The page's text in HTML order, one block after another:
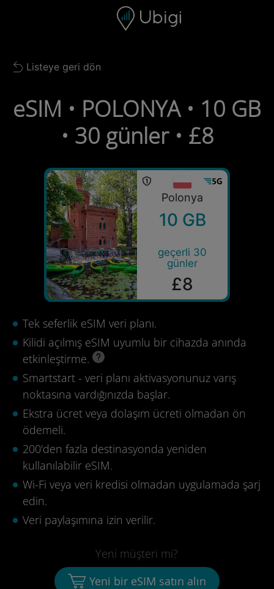
Gezinme çubuğu Alt bilgi
Back to list
Listeye geri dön
eSIM • POLONYA • 10 GB
• 30 günler • £8
Polonya
10 GB
geçerli 30
günler
£8
Tek seferlik eSIM veri planı.
Kilidi açılmış eSIM uyumlu bir cihazda anında
etkinleştirme.
Smartstart - veri planı aktivasyonunuz varış
noktasına vardığınızda başlar.
Ekstra ücret veya dolaşım ücreti olmadan ön
ödemeli.
200'den fazla destinasyonda yeniden
kullanılabilir eSIM.
Wi-Fi veya veri kredisi olmadan uygulamada şarj
edin.
Veri paylaşımına izin verilir.
Yeni müşteri mi?
Yeni bir eSIM satın alın